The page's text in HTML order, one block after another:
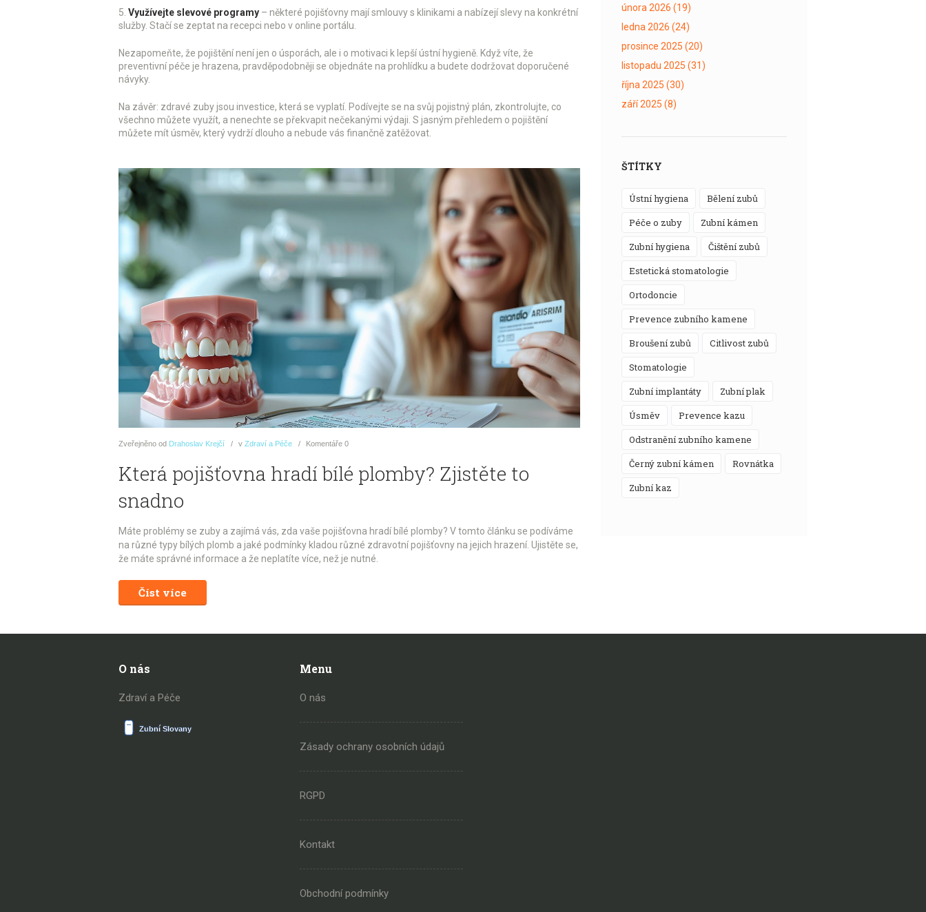
5. Využívejte slevové programy – některé pojišťovny mají smlouvy s klinikami a nabízejí slevy na konkrétní
služby. Stačí se zeptat na recepci nebo v online portálu.
Nezapomeňte, že pojištění není jen o úsporách, ale i o motivaci k lepší ústní hygieně. Když víte, že
preventivní péče je hrazena, pravděpodobněji se objednáte na prohlídku a budete dodržovat doporučené
návyky.
Na závěr: zdravé zuby jsou investice, která se vyplatí. Podívejte se na svůj pojistný plán, zkontrolujte, co
všechno můžete využít, a nenechte se překvapit nečekanými výdaji. S jasným přehledem o pojištění
můžete mít úsměv, který vydrží dlouho a nebude vás finančně zatěžovat.
Zveřejněno od Drahoslav Krejčí v Zdraví a Péče Komentáře 0
Která pojišťovna hradí bílé plomby? Zjistěte to
snadno
Máte problémy se zuby a zajímá vás, zda vaše pojišťovna hradí bílé plomby? V tomto článku se podíváme
na různé typy bílých plomb a jaké podmínky kladou různé zdravotní pojišťovny na jejich hrazení. Ujistěte se,
že máte správné informace a že neplatíte více, než je nutné.
Číst více
února 2026 (19)
ledna 2026 (24)
prosince 2025 (20)
listopadu 2025 (31)
října 2025 (30)
září 2025 (8)
ŠTÍTKY
ústní hygiena
bělení zubů
péče o zuby
zubní kámen
zubní hygiena
čištění zubů
estetická stomatologie
ortodoncie
prevence zubního kamene
broušení zubů
citlivost zubů
stomatologie
zubní implantáty
zubní plak
úsměv
prevence kazu
odstranění zubního kamene
černý zubní kámen
rovnátka
zubní kaz
O nás
Zdraví a Péče
Menu
O nás
Zásady ochrany osobních údajů
RGPD
Kontakt
Obchodní podmínky